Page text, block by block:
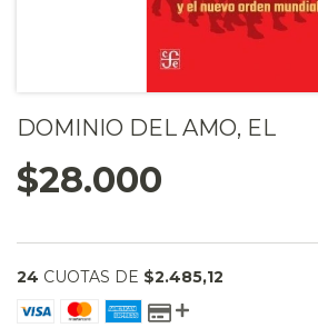
DOMINIO DEL AMO, EL
$28.000
24 CUOTAS DE $2.485,12